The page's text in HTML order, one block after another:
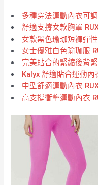
多種穿法運動內衣可
舒適支撐女款胸罩
女款黑色瑜珈短褲彈
女士優雅白色瑜珈服
完美貼合的緊縮後背
Kalyx 舒適貼合運動內
中型舒適運動內衣
高支撐衝擊運動內衣